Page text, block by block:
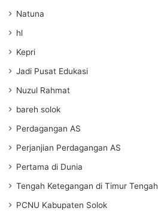
Natuna
hl
Kepri
Jadi Pusat Edukasi
Nuzul Rahmat
bareh solok
Perdagangan AS
Perjanjian Perdagangan AS
Pertama di Dunia
Tengah Ketegangan di Timur Tengah
PCNU Kabupaten Solok